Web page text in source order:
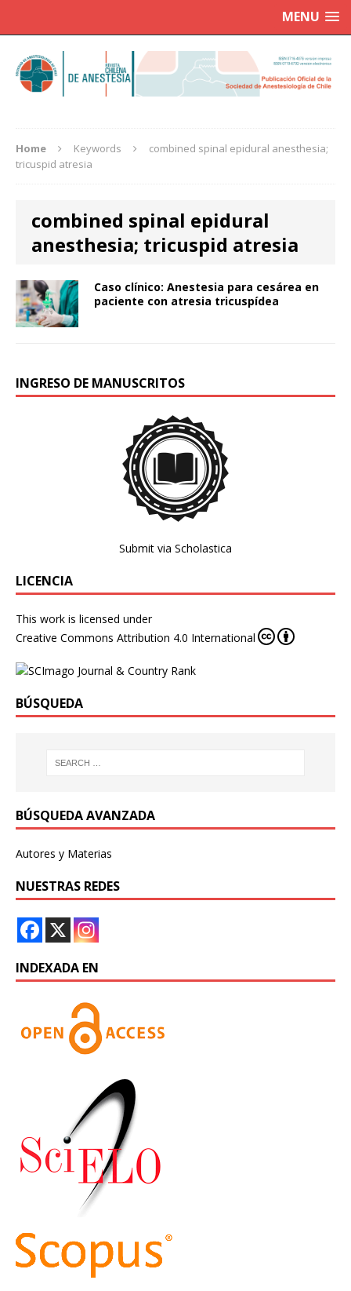
MENU
Home Keywords
combined spinal epidural anesthesia;
tricuspid atresia
combined spinal epidural
anesthesia; tricuspid atresia
Caso clínico: Anestesia para cesárea en
paciente con atresia tricuspídea
INGRESO DE MANUSCRITOS
Submit via Scholastica
LICENCIA
This work is licensed under
Creative Commons Attribution 4.0 International
BÚSQUEDA
BÚSQUEDA AVANZADA
Autores y Materias
NUESTRAS REDES
INDEXADA EN